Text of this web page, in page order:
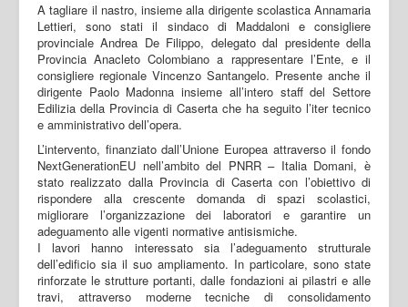
A tagliare il nastro, insieme alla dirigente scolastica Annamaria
Lettieri, sono stati il sindaco di Maddaloni e consigliere
provinciale Andrea De Filippo, delegato dal presidente della
Provincia Anacleto Colombiano a rappresentare l’Ente, e il
consigliere regionale Vincenzo Santangelo. Presente anche il
dirigente Paolo Madonna insieme all’intero staff del Settore
Edilizia della Provincia di Caserta che ha seguito l’iter tecnico
e amministrativo dell’opera.
L’intervento, finanziato dall’Unione Europea attraverso il fondo
NextGenerationEU nell’ambito del PNRR – Italia Domani, è
stato realizzato dalla Provincia di Caserta con l’obiettivo di
rispondere alla crescente domanda di spazi scolastici,
migliorare l’organizzazione dei laboratori e garantire un
adeguamento alle vigenti normative antisismiche.
I lavori hanno interessato sia l’adeguamento strutturale
dell’edificio sia il suo ampliamento. In particolare, sono state
rinforzate le strutture portanti, dalle fondazioni ai pilastri e alle
travi, attraverso moderne tecniche di consolidamento